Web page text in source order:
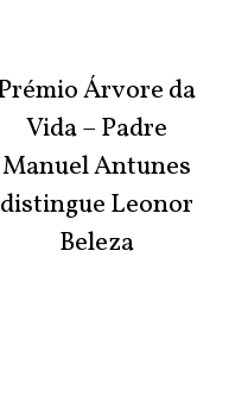
Árvore da
Vida – Padre
Manuel Antunes
distingue Leonor
Beleza